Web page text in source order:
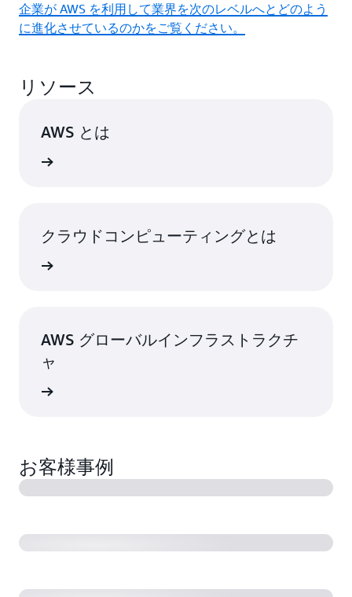
企業が AWS を利用して業界を次のレベルへとどのよう
に進化させているのかをご覧ください。
リソース
AWS とは
クラウドコンピューティングとは
AWS グローバルインフラストラクチ
ャ
お客様事例